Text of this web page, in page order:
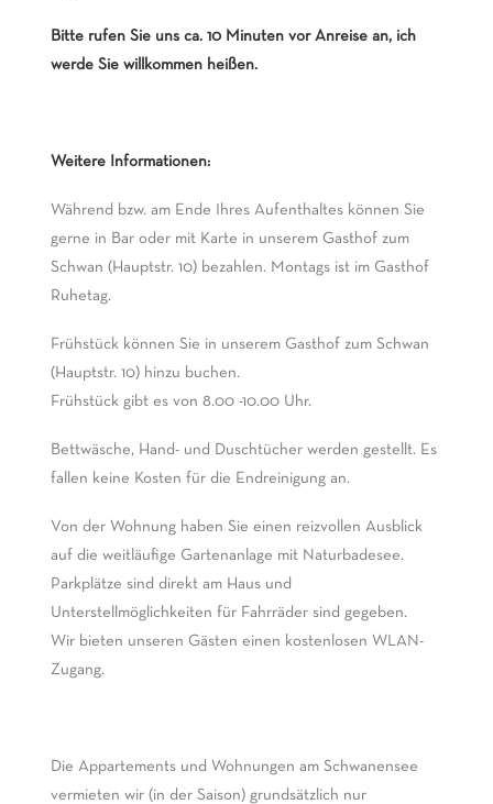
Bitte rufen Sie uns ca. 10 Minuten vor Anreise an, ich
werde Sie willkommen heißen.
Weitere Informationen:
Während bzw. am Ende Ihres Aufenthaltes können Sie
gerne in Bar oder mit Karte in unserem Gasthof zum
Schwan (Hauptstr. 10) bezahlen. Montags ist im Gasthof
Ruhetag.
Frühstück können Sie in unserem Gasthof zum Schwan
(Hauptstr. 10) hinzu buchen.
Frühstück gibt es von 8.00 -10.00 Uhr.
Bettwäsche, Hand- und Duschtücher werden gestellt. Es
fallen keine Kosten für die Endreinigung an.
Von der Wohnung haben Sie einen reizvollen Ausblick
auf die weitläufige Gartenanlage mit Naturbadesee.
Parkplätze sind direkt am Haus und
Unterstellmöglichkeiten für Fahrräder sind gegeben.
Wir bieten unseren Gästen einen kostenlosen WLAN-
Zugang.
Die Appartements und Wohnungen am Schwanensee
vermieten wir (in der Saison) grundsätzlich nur